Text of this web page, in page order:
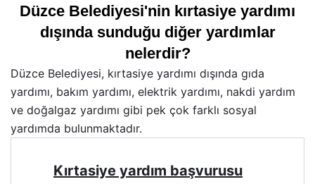
Düzce Belediyesi'nin kırtasiye yardımı
dışında sunduğu diğer yardımlar
nelerdir?
Düzce Belediyesi, kırtasiye yardımı dışında gıda
yardımı, bakım yardımı, elektrik yardımı, nakdi yardım
ve doğalgaz yardımı gibi pek çok farklı sosyal
yardımda bulunmaktadır.
Kırtasiye yardım başvurusu